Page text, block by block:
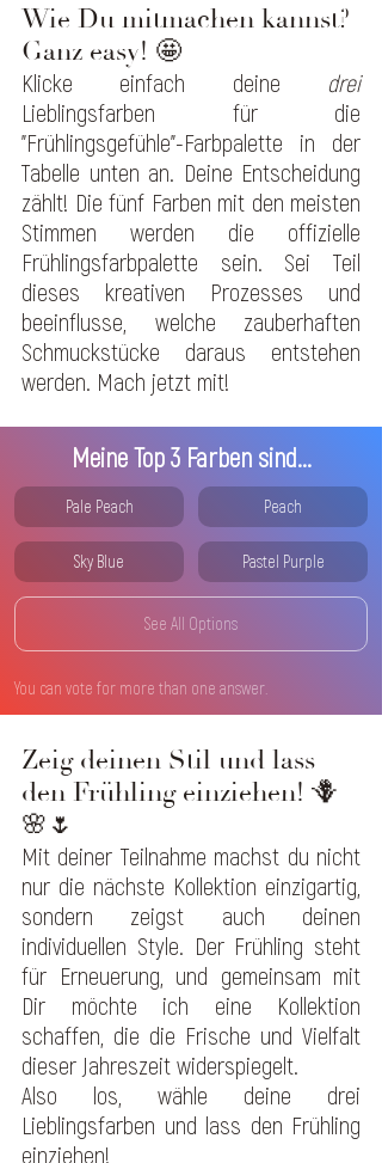
Wie Du mitmachen kannst?
Ganz easy! 🤩
Klicke einfach deine drei
Lieblingsfarben für die
"Frühlingsgefühle"-Farbpalette in der
Tabelle unten an. Deine Entscheidung
zählt! Die fünf Farben mit den meisten
Stimmen werden die offizielle
Frühlingsfarbpalette sein. Sei Teil
dieses kreativen Prozesses und
beeinflusse, welche zauberhaften
Schmuckstücke daraus entstehen
werden. Mach jetzt mit!
Meine Top 3 Farben sind...
Pale Peach Peach
Sky Blue Pastel Purple
See All Options
You can vote for more than one answer.
Zeig deinen Stil und lass
den Frühling einziehen! 🪻
🌸🌷
Mit deiner Teilnahme machst du nicht
nur die nächste Kollektion einzigartig,
sondern zeigst auch deinen
individuellen Style. Der Frühling steht
für Erneuerung, und gemeinsam mit
Dir möchte ich eine Kollektion
schaffen, die die Frische und Vielfalt
dieser Jahreszeit widerspiegelt.
Also los, wähle deine drei
Lieblingsfarben und lass den Frühling
einziehen!